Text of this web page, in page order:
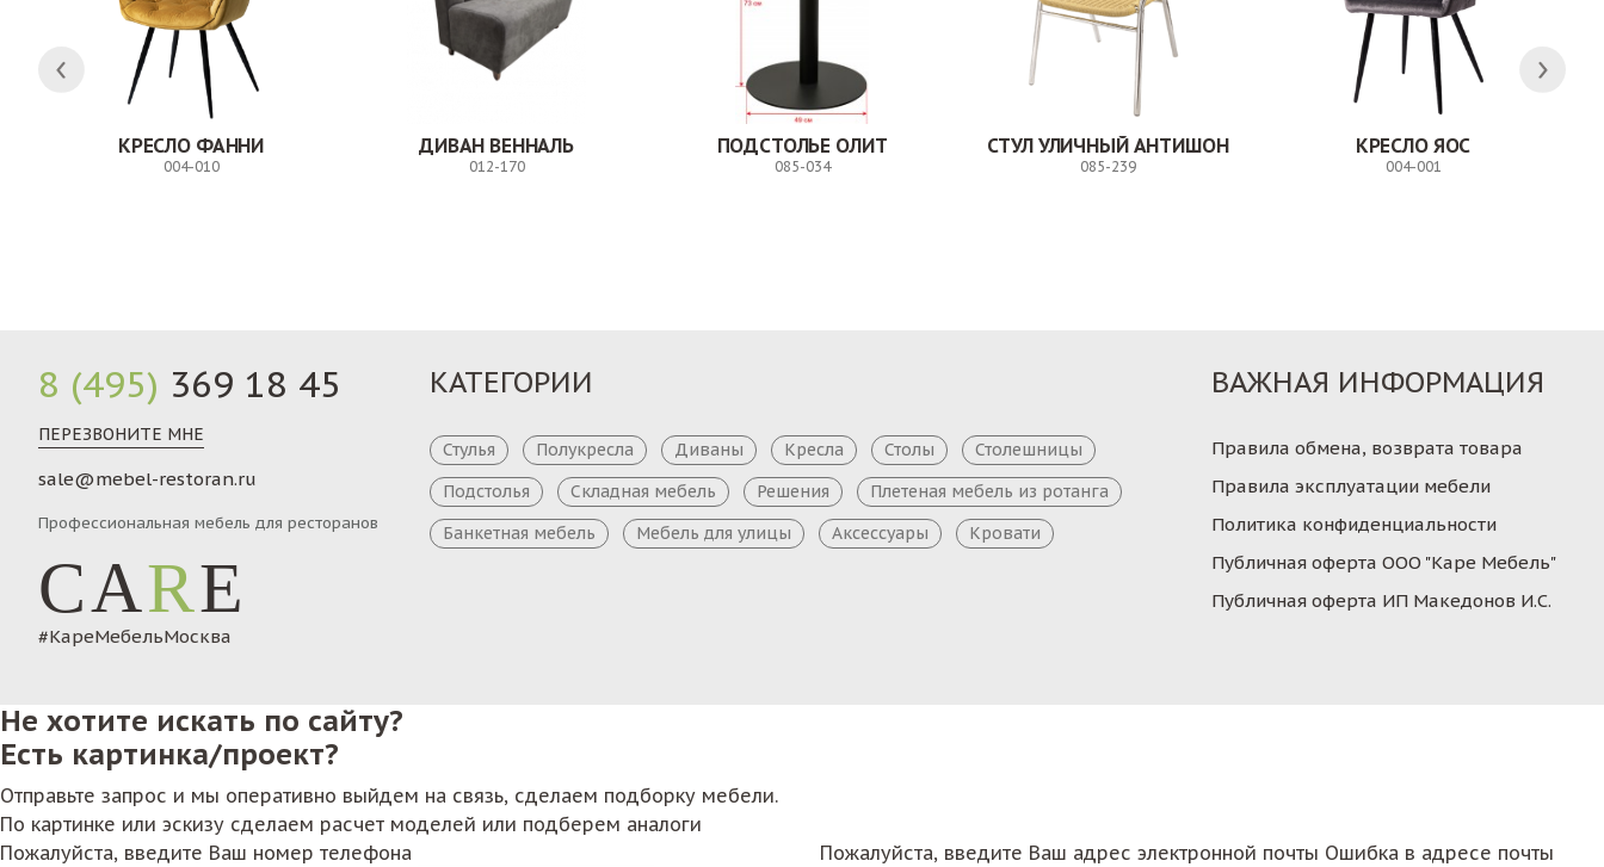
КРЕСЛО ФАННИ
004-010
ДИВАН ВЕННАЛЬ
012-170
ПОДСТОЛЬЕ ОЛИТ
085-034
СТУЛ УЛИЧНЫЙ АНТИШОН
085-239
КРЕСЛО ЯОС
004-001
8 (495) 369 18 45
ПЕРЕЗВОНИТЕ МНЕ
sale@mebel-restoran.ru
Профессиональная мебель для ресторанов
CARE
#КареМебельМосква
КАТЕГОРИИ
Стулья Полукресла Диваны Кресла Столы
Столешницы
Подстолья
Складная мебель Решения
Плетеная мебель из ротанга
Банкетная мебель
Мебель для улицы Аксессуары Кровати
ВАЖНАЯ ИНФОРМАЦИЯ
Правила обмена, возврата товара
Правила эксплуатации мебели
Политика конфиденциальности
Публичная оферта ООО "Каре Мебель"
Публичная оферта ИП Македонов И.С.
Не хотите искать по сайту?
Есть картинка/проект?
Отправьте запрос и мы оперативно выйдем на связь, сделаем подборку мебели.
По картинке или эскизу сделаем расчет моделей или подберем аналоги
Пожалуйста, введите Ваш номер телефона
Пожалуйста, введите Ваш адрес электронной почты Ошибка в адресе почты